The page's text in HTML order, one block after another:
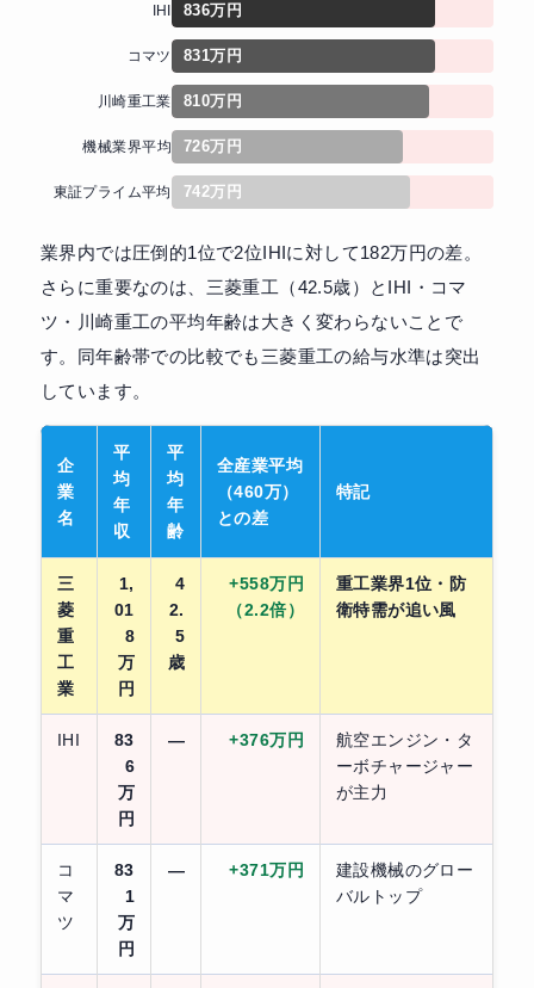
IHI 836万円
コマツ 831万円
川崎重工業 810万円
機械業界平均 726万円
東証プライム平均 742万円
業界内では圧倒的1位で2位IHIに対して182万円の差。
さらに重要なのは、三菱重工（42.5歳）とIHI・コマ
ツ・川崎重工の平均年齢は大きく変わらないことで
す。同年齢帯での比較でも三菱重工の給与水準は突出
しています。
企
業
名
平
均
年
収
平
均
年
齢
全産業平均
（460万）
との差
特記
三
菱
重
工
業
1,
01
8
万
円
4
2.
5
歳
+558万円
（2.2倍）
重工業界1位・防
衛特需が追い風
IHI
83
6
万
円
— +376万円
航空エンジン・タ
ーボチャージャー
が主力
コ
マ
ツ
83
1
万
円
— +371万円
建設機械のグロー
バルトップ